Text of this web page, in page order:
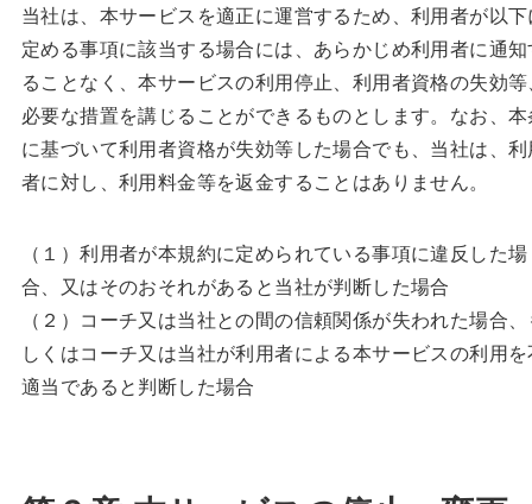
当社は、本サービスを適正に運営するため、利用者が以
定める事項に該当する場合には、あらかじめ利用者に通
ることなく、本サービスの利用停止、利用者資格の失効
必要な措置を講じることができるものとします。なお、
に基づいて利用者資格が失効等した場合でも、当社は、
者に対し、利用料金等を返金することはありません。
（１）利用者が本規約に定められている事項に違反した場
合、又はそのおそれがあると当社が判断した場合
（２）コーチ又は当社との間の信頼関係が失われた場合
しくはコーチ又は当社が利用者による本サービスの利用
適当であると判断した場合